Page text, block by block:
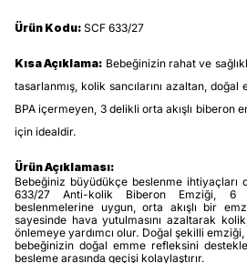
Ürün Kodu: SCF 633/27
Kısa Açıklama: Bebeğinizin rahat ve
tasarlanmış, kolik sancılarını azaltan,
BPA içermeyen, 3 delikli orta akışlı biberon
için idealdir.
Ürün Açıklaması:
Bebeğiniz büyüdükçe beslenme ihtiyaçları
633/27 Anti-kolik Biberon Emziği,
beslenmelerine uygun, orta akışlı bir
sayesinde hava yutulmasını azaltarak
önlemeye yardımcı olur. Doğal şekilli
bebeğinizin doğal emme refleksini
besleme arasında geçişi kolaylaştırır.